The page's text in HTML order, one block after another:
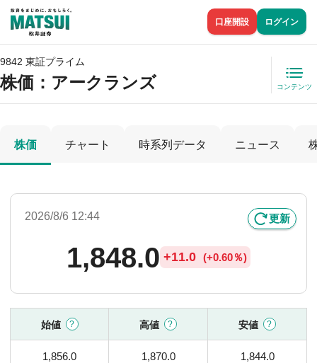
口座開設 ログイン
9842 東証プライム
株価 ：アークランズ コンテンツ
株価 チャート 時系列データ ニュース
2026/8/6 12:44 更新
1,848.0 +11.0 (+0.60％)
始値 高値 安値
1,856.0 1,870.0 1,844.0